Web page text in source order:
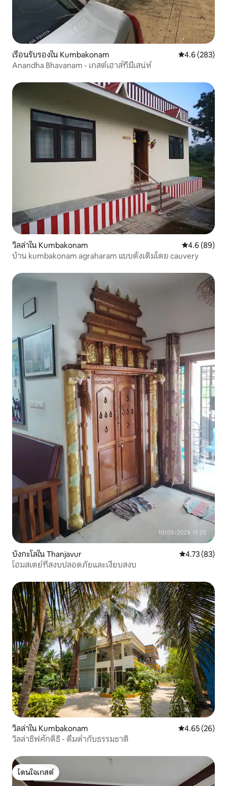
เรือนรับรองใน Kumbakonam คะแนนเฉลี่ย
4.6 (283)
Anandha Bhavanam - เกสต์เฮาส์ที่มีเสน่ห์
วิลล่าใน Kumbakonam คะแนนเฉลี่ย
4.6 (89)
บ้าน kumbakonam agraharam แบบดั้งเดิมโดย cauvery
บังกะโลใน Thanjavur คะแนนเฉลี่ย
4.73 (83)
โฮมสเตย์ที่สงบปลอดภัยและเงียบสงบ
วิลล่าใน Kumbakonam คะแนนเฉลี่ย
4.65 (26)
วิลล่าชิฟศักดิ์ธิ - ดื่มด่ำกับธรรมชาติ
โดนใจเกสต์
โดนใจเกสต์